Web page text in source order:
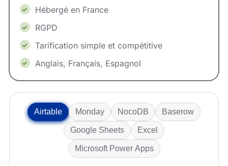
Hébergé en France
RGPD
Tarification simple et compétitive
Anglais, Français, Espagnol
Airtable Monday NocoDB Baserow
Google Sheets Excel
Microsoft Power Apps